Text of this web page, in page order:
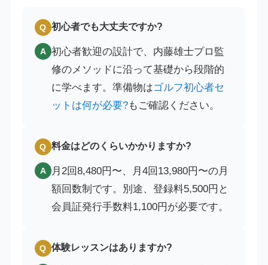
Q 初心者でも大丈夫ですか?
A 初心者歓迎の設計で、内藤雄士プロ監
修のメソッドに沿って基礎から段階的
に学べます。準備物はゴルフ初心者セ
ットは何が必要?もご確認ください。
Q 料金はどのくらいかかりますか?
A 月2回8,480円〜、月4回13,980円〜の月
額回数制です。別途、登録料5,500円と
会員証発行手数料1,100円が必要です。
Q 体験レッスンはありますか?